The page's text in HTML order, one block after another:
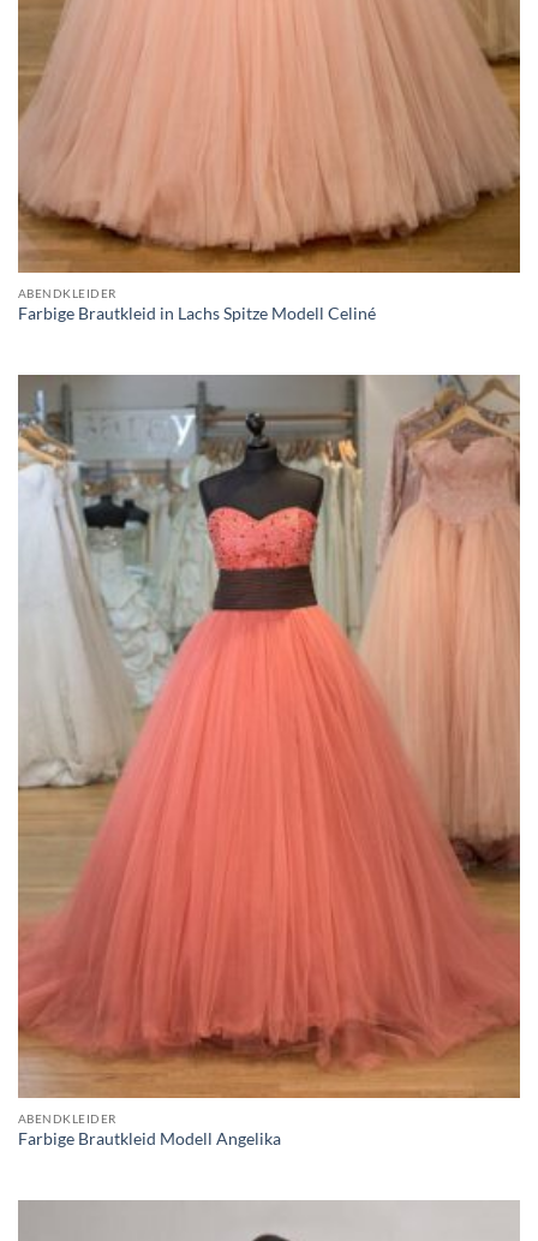
ABENDKLEIDER
Farbige Brautkleid in Lachs Spitze Modell Celiné
ABENDKLEIDER
Farbige Brautkleid Modell Angelika